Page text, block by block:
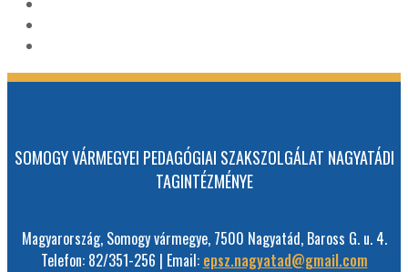
SOMOGY VÁRMEGYEI PEDAGÓGIAI SZAKSZOLGÁLAT NAGYATÁDI
TAGINTÉZMÉNYE
Magyarország, Somogy vármegye, 7500 Nagyatád, Baross G. u. 4.
Telefon: 82/351-256 | Email: epsz.nagyatad@gmail.com